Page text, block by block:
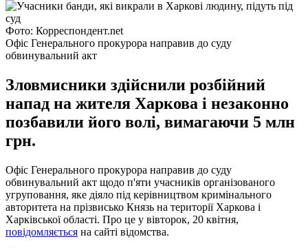
Фото: Корреспондент.net
Офіс Генерального прокурора направив до суду
обвинувальний акт
Зловмисники здійснили розбійний
напад на жителя Харкова і незаконно
позбавили його волі, вимагаючи 5 млн
грн.
Офіс Генерального прокурора направив до суду
обвинувальний акт щодо п'яти учасників організованого
угруповання, яке діяло під керівництвом кримінального
авторитета на прізвисько Князь на території Харкова і
Харківської області. Про це у вівторок, 20 квітня,
повідомляється на сайті відомства.